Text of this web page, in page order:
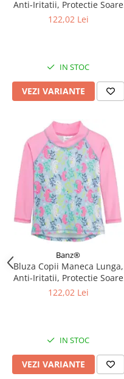
Anti-Iritatii, Protectie Soare
UPF50+, Floral Pink, Diverse
122,02 Lei
IN STOC
VEZI VARIANTE
Banz®
Bluza Copii Maneca Lunga,
Anti-Iritatii, Protectie Soare
UPF50+, Sea Horse, Diverse
122,02 Lei
IN STOC
VEZI VARIANTE